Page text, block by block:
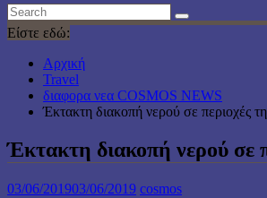
Είστε εδώ:
Αρχική
Travel
διαφορα νεα COSMOS NEWS
Έκτακτη διακοπή νερού σε περιοχές
Έκτακτη διακοπή νερού σε
03/06/201903/06/2019 cosmos